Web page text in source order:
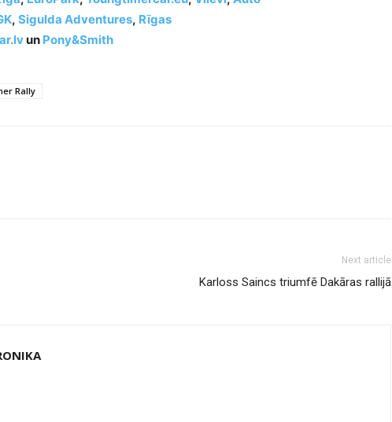
, Sigulda Adventures, Rīgas
un Pony&Smith
Rally
Next article
Karloss Saincs triumfē Dakāras rallijā